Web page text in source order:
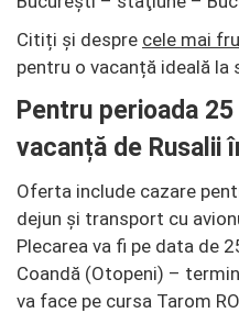
Citiți și despre cele mai
pentru o vacanță ideală la
Pentru perioada
vacanță de Rusalii
Oferta include cazare
dejun și transport cu
Plecarea va fi pe data de
Coandă (Otopeni) –
va face pe cursa Tarom